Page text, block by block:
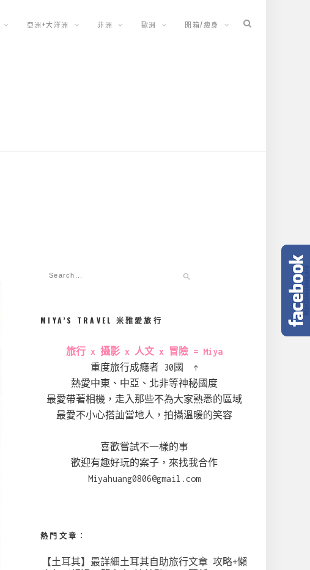
亞洲+大洋洲 非洲 歐洲 開箱/瘦身
MIYA’S TRAVEL 米雅愛旅行
旅行 x 攝影 x 人文 x 冒險 = Miya
重度旅行成癮者 30國 ↑
熱愛中東、中亞、北非等神秘國度
最愛帶著相機，走入那些不為大家熟悉的區域
最愛不小心搭訕當地人，拍攝溫暖的笑容
喜歡嘗試不一樣的事
歡迎有趣好玩的案子，來找我合作
Miyahuang0806@gmail.com
熱門文章︰
【土耳其】最詳細土耳其自助旅行文章 攻略+懶